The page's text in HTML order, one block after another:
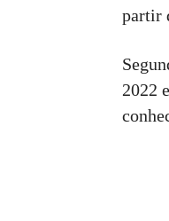
partir
2022